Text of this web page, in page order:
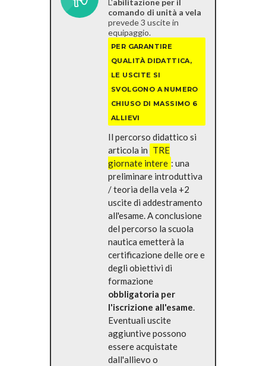
comando di unità a vela
prevede 3 uscite in
equipaggio.
PER GARANTIRE
QUALITÀ DIDATTICA,
LE USCITE SI
SVOLGONO A NUMERO
CHIUSO DI MASSIMO 6
ALLIEVI
Il percorso didattico si
articola in TRE
giornate intere : una
preliminare introduttiva
/ teoria della vela +2
uscite di addestramento
all'esame. A conclusione
del percorso la scuola
nautica emetterà la
certificazione delle ore e
degli obiettivi di
formazione
obbligatoria per
l'iscrizione all'esame
Eventuali uscite
aggiuntive possono
essere acquistate
dall'allievo o